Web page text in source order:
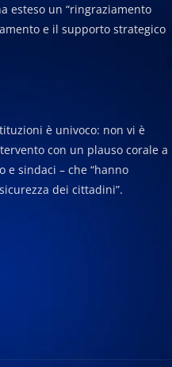
esteso un “ringraziamento
e il supporto strategico
è univoco: non vi è
con un plauso corale a
e sindaci – che “hanno
dei cittadini”.